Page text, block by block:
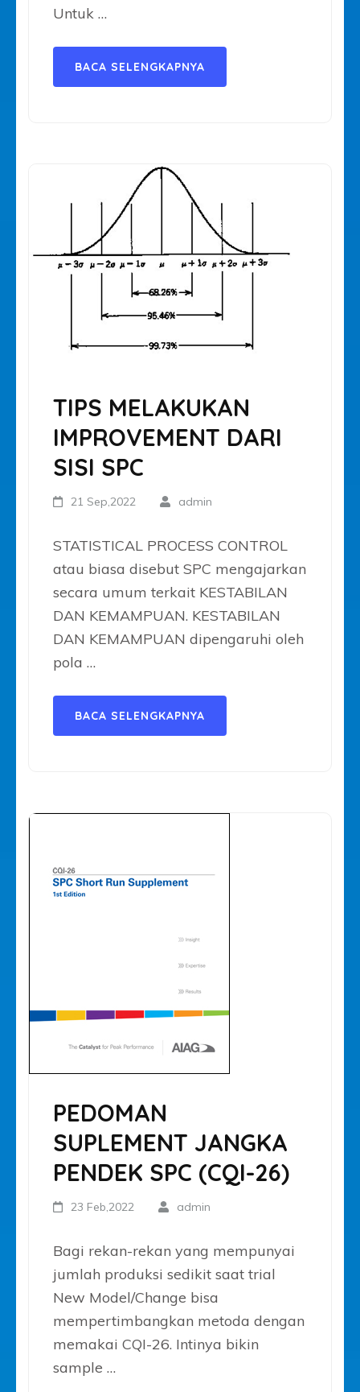
Untuk …
BACA SELENGKAPNYA
TIPS MELAKUKAN
IMPROVEMENT DARI
SISI SPC
21 Sep,2022 admin
STATISTICAL PROCESS CONTROL
atau biasa disebut SPC mengajarkan
secara umum terkait KESTABILAN
DAN KEMAMPUAN. KESTABILAN
DAN KEMAMPUAN dipengaruhi oleh
pola …
BACA SELENGKAPNYA
PEDOMAN
SUPLEMENT JANGKA
PENDEK SPC (CQI-26)
23 Feb,2022 admin
Bagi rekan-rekan yang mempunyai
jumlah produksi sedikit saat trial
New Model/Change bisa
mempertimbangkan metoda dengan
memakai CQI-26. Intinya bikin
sample …